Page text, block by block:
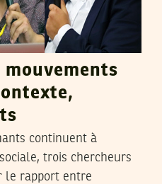
continuent à
trois chercheurs
le rapport entre